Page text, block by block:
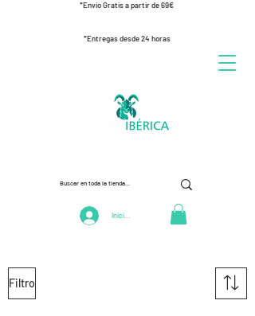
*Envío Gratis a partir de 69€
*Entregas desde 24 horas
Iniciar Sesión
Filtro